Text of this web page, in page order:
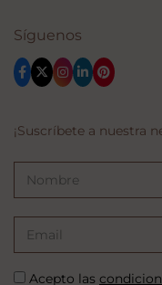
Síguenos
¡Suscríbete a nuestra
Acepto las